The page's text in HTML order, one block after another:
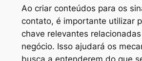
Ao criar conteúdos para os
contato, é importante utilizar
chave relevantes
negócio. Isso ajudará os
busca a entenderem do que